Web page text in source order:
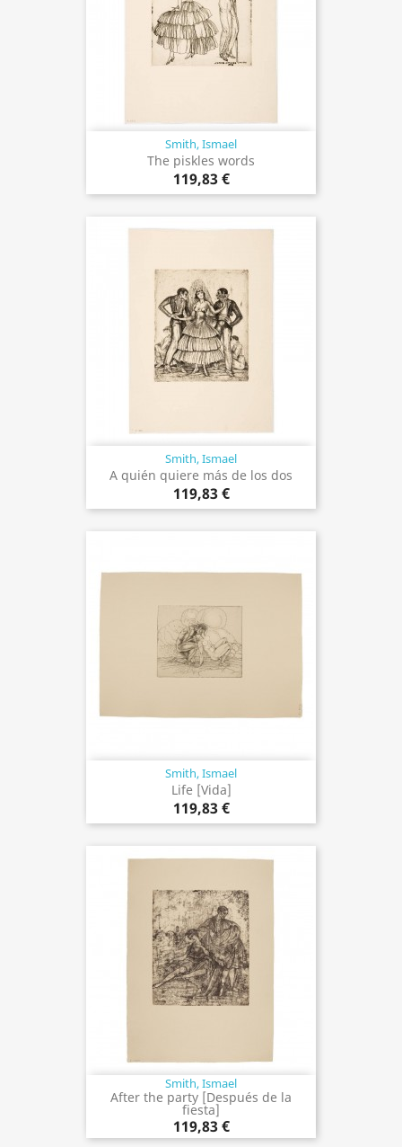
Smith, Ismael
The piskles words
119,83 €
Smith, Ismael
A quién quiere más de los dos
119,83 €
Smith, Ismael
Life [Vida]
119,83 €
Smith, Ismael
After the party [Después de la
fiesta]
119,83 €